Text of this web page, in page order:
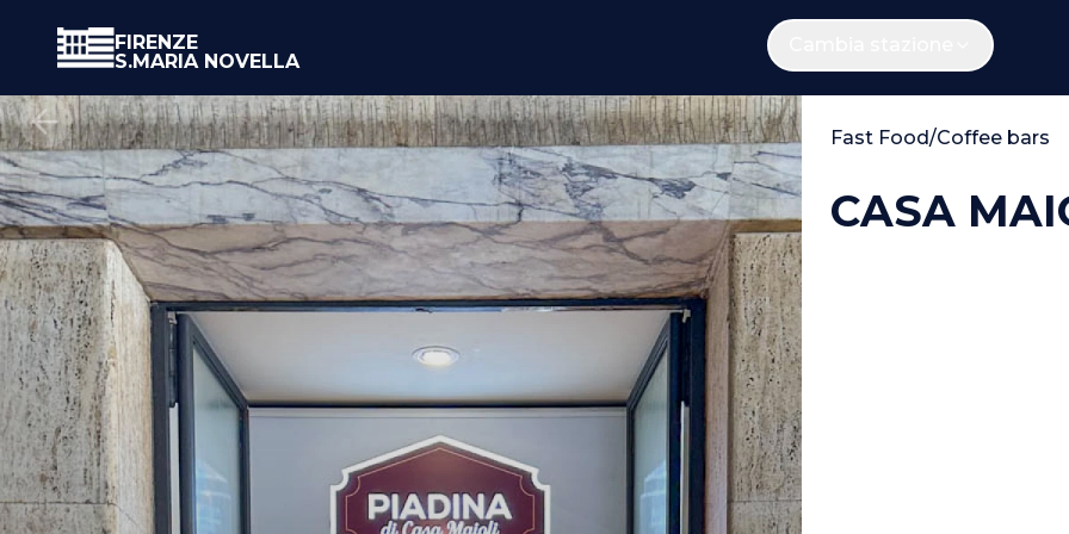
FIRENZE
S.MARIA NOVELLA
Fast Food/Coffee bars
CASA